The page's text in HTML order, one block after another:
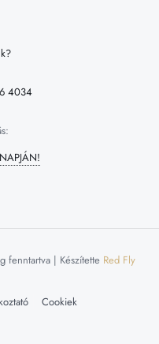
4034
fenntartva | Készítette Red Fly
Cookiek